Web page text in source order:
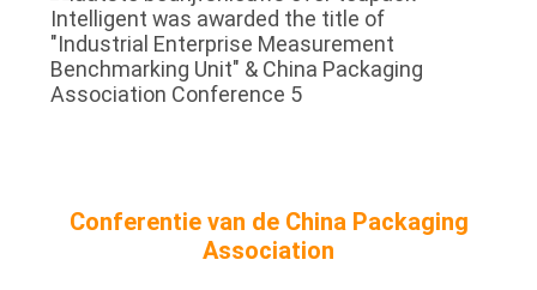
Conferentie van de China Packaging
Association